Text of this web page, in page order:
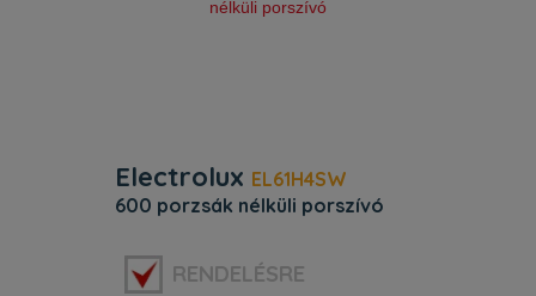
Electrolux EL61H4SW
600 porzsák nélküli porszívó
Szín: Fehér
Porzsák: Igen
RENDELÉSRE